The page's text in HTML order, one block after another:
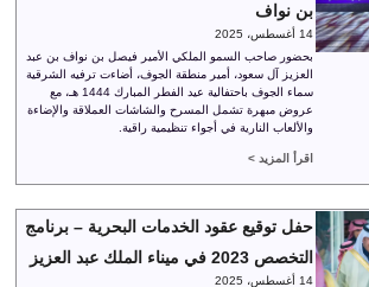
بن نواف
14 أغسطس، 2025
بحضور صاحب السمو الملكي الأمير فيصل بن نواف بن عبد
العزيز آل سعود، أمير منطقة الجوف، أضاءت ترفيه الشرقية
سماء الجوف باحتفالية عيد الفطر المبارك 1444 هـ، مع
عروض مبهرة تشمل المسرح والشاشات العملاقة والإضاءة
والألعاب النارية في أجواء تنظيمية راقية.
اقرأ المزيد >
حفل توقيع عقود الخدمات البحرية – برنامج
التخصص 2023 في ميناء الملك عبد العزيز
14 أغسطس، 2025